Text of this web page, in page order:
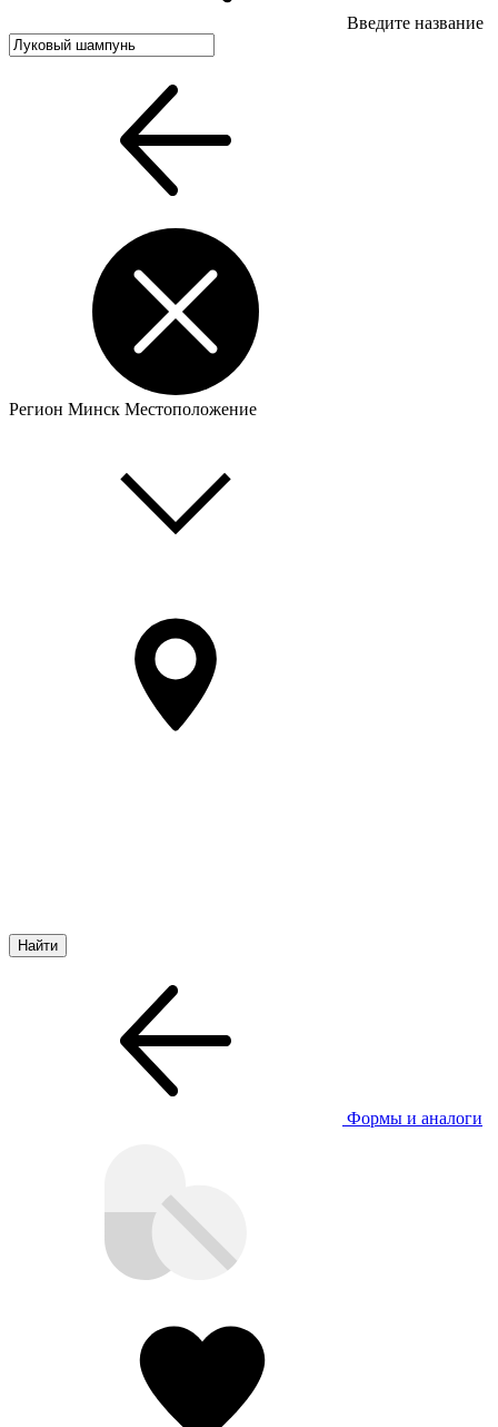
Введите название
Регион Минск Местоположение
Формы и аналоги